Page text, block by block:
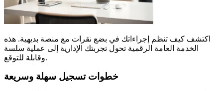
اكتشف كيف تنظم إجراءاتك في بضع نقرات مع منصة بديهية. هذه
الخدمة العامة الرقمية تحول تجربتك الإدارية إلى عملية سلسة
وقابلة للتوقع.
خطوات تسجيل سهلة وسريعة